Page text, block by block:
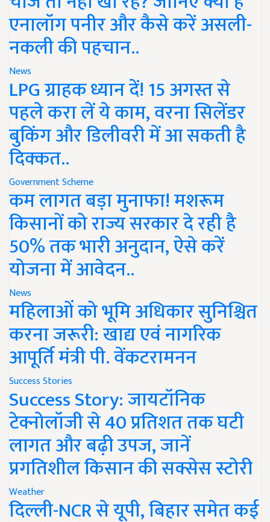
एनालॉग पनीर और कैसे करें असली-
नकली की पहचान..
News
LPG ग्राहक ध्यान दें! 15 अगस्त से
पहले करा लें ये काम, वरना सिलेंडर
बुकिंग और डिलीवरी में आ सकती है
दिक्कत..
Government Scheme
कम लागत बड़ा मुनाफा! मशरूम
किसानों को राज्य सरकार दे रही है
50% तक भारी अनुदान, ऐसे करें
योजना में आवेदन..
News
महिलाओं को भूमि अधिकार सुनिश्चित
करना जरूरी: खाद्य एवं नागरिक
आपूर्ति मंत्री पी. वेंकटरामनन
Success Stories
Success Story: जायटॉनिक
टेक्नोलॉजी से 40 प्रतिशत तक घटी
लागत और बढ़ी उपज, जानें
प्रगतिशील किसान की सक्सेस स्टोरी
Weather
दिल्ली-NCR से यूपी, बिहार समेत कई